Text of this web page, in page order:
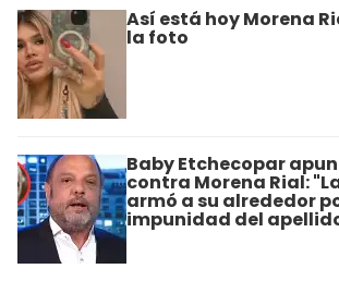
Así está hoy Morena
la foto
Baby Etchecopar
contra Morena Rial:
armó a su alrededor
impunidad del